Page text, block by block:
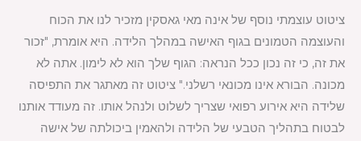
ציטוט עוצמתי נוסף של אינה מאי גאסקין מזכיר לנו את הכוח
והעוצמה הטמונים בגוף האישה במהלך הלידה. היא אומרת, "זכור
את זה, כי זה נכון ככל הנראה: הגוף שלך הוא לא לימון. אתה לא
מכונה. הבורא אינו מכונאי רשלני." ציטוט זה מאתגר את התפיסה
שלידה היא אירוע רפואי שצריך לשלוט ולנהל אותו. זה מעודד אותנו
לבטוח בתהליך הטבעי של הלידה ולהאמין ביכולתה של אישה